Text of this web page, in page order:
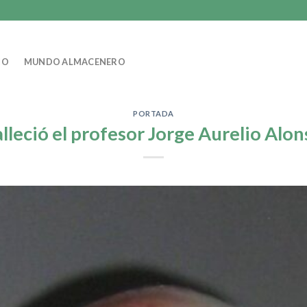
MUNDO ALMACENERO
PORTADA
el profesor Jorge Aurelio